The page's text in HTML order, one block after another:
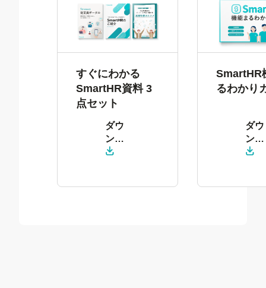
すぐにわかる
SmartHR資料 3
点セット
ダウ
ン
ロー
SmartHR
るわかり
ダウ
ン
ロー